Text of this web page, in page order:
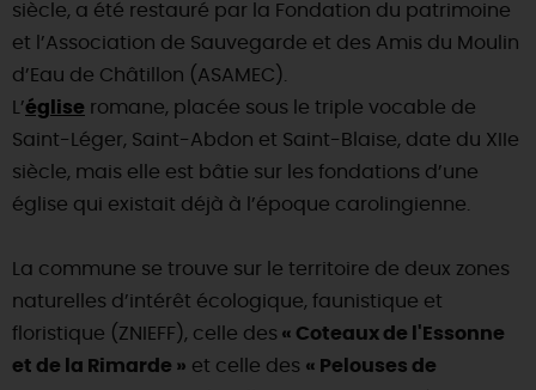
CE WEEK-END
siècle, a été restauré par la Fondation du patrimoine
et l’Association de Sauvegarde et des Amis du Moulin
d’Eau de Châtillon (ASAMEC).
L’église romane, placée sous le triple vocable de
Saint-Léger, Saint-Abdon et Saint-Blaise, date du XIIe
siècle, mais elle est bâtie sur les fondations d’une
église qui existait déjà à l’époque carolingienne.
La commune se trouve sur le territoire de deux zones
naturelles d’intérêt écologique, faunistique et
floristique (ZNIEFF), celle des « Coteaux de l'Essonne
et de la Rimarde » et celle des « Pelouses de